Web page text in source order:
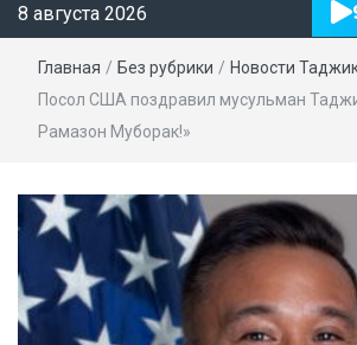
8 августа 2026
Главная / Без рубрики / Новости
Посол США поздравил мусульман
Рамазон Муборак!»